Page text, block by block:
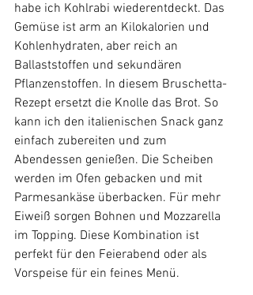
habe ich Kohlrabi wiederentdeckt. Das
Gemüse ist arm an Kilokalorien und
Kohlenhydraten, aber reich an
Ballaststoffen und sekundären
Pflanzenstoffen. In diesem Bruschetta-
Rezept ersetzt die Knolle das Brot. So
kann ich den italienischen Snack ganz
einfach zubereiten und zum
Abendessen genießen. Die Scheiben
werden im Ofen gebacken und mit
Parmesankäse überbacken. Für mehr
Eiweiß sorgen Bohnen und Mozzarella
im Topping. Diese Kombination ist
perfekt für den Feierabend oder als